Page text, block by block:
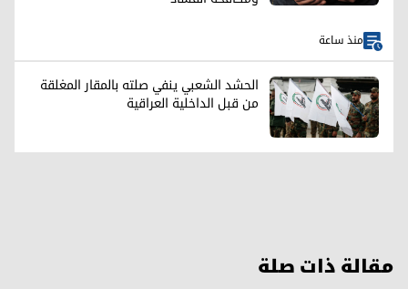
منذ ساعة
الحشد الشعبي ينفي صلته بالمقار المغلقة
من قبل الداخلية العراقية
مقالة ذات صلة